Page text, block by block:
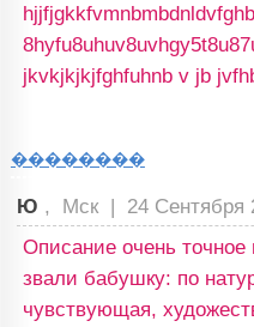
jkvkjkjkjfghfuhnb v jb
��������
Ю , Мск | 24 Сентября
Описание очень
звали бабушку: по
чувствующая,